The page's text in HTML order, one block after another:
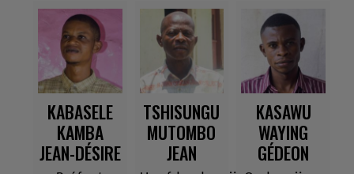
KABASELE
KAMBA
JEAN-DÉSIRE
TSHISUNGU
MUTOMBO
JEAN
KASAWU
WAYING
GÉDEON